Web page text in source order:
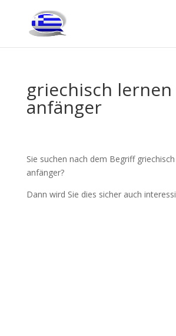
griechisch
anfänger
Sie suchen nach dem Begriff
anfänger?
Dann wird Sie dies sicher auch